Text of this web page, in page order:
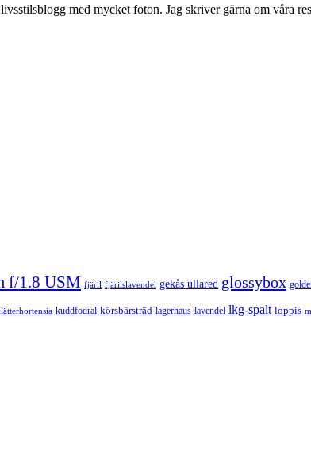
med mycket foton. Jag skriver gärna om våra
f/1.8 USM fjäril fjärilslavendel gekås ullared glossybox
kuddfodral körsbärsträd lagerhaus lavendel lkg-spalt loppis